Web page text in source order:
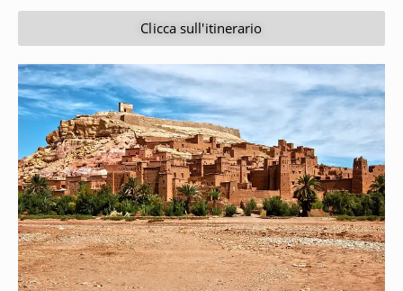
Clicca sull'itinerario